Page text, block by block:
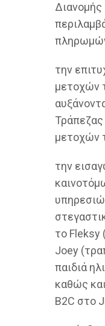
την
μετοχών
μετοχών
την
το Fleksy
Joey
παιδιά
καθώς
B2C στο